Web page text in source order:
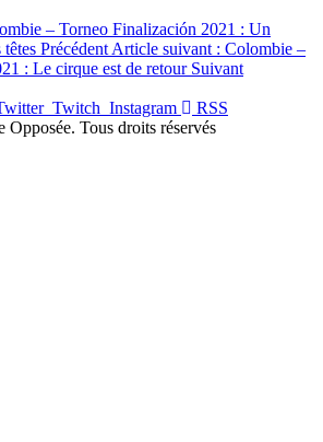
– Torneo Finalización 2021 : Un
Précédent Article suivant : Colombie –
: Le cirque est de retour Suivant
Twitch Instagram
RSS
Tous droits réservés